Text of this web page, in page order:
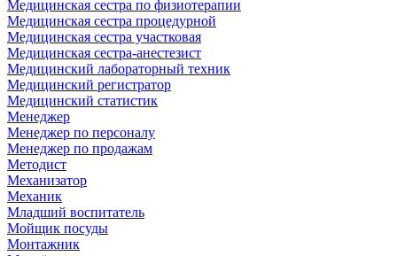
Медицинская сестра по физиотерапии
Медицинская сестра процедурной
Медицинская сестра участковая
Медицинская сестра-анестезист
Медицинский лабораторный техник
Медицинский регистратор
Медицинский статистик
Менеджер
Менеджер по персоналу
Менеджер по продажам
Методист
Механизатор
Механик
Младший воспитатель
Мойщик посуды
Монтажник